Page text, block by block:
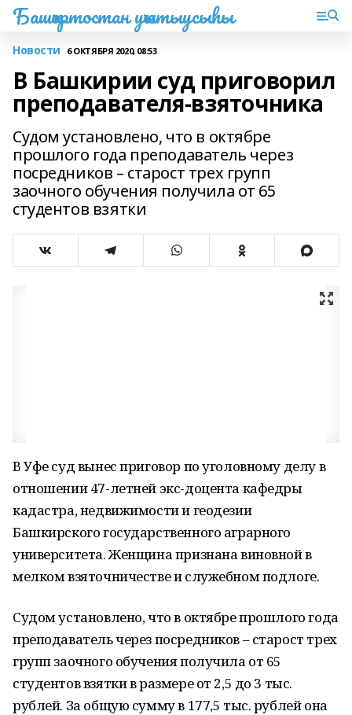
Башҡортостан уҡытыусыһы
Новости 6 ОКТЯБРЯ 2020, 08:53
В Башкирии суд приговорил
преподавателя-взяточника
Судом установлено, что в октябре
прошлого года преподаватель через
посредников – старост трех групп
заочного обучения получила от 65
студентов взятки
В Уфе суд вынес приговор по уголовному делу в
отношении 47-летней экс-доцента кафедры
кадастра, недвижимости и геодезии
Башкирского государственного аграрного
университета. Женщина признана виновной в
мелком взяточничестве и служебном подлоге.
Судом установлено, что в октябре прошлого года
преподаватель через посредников – старост трех
групп заочного обучения получила от 65
студентов взятки в размере от 2,5 до 3 тыс.
рублей. За общую сумму в 177,5 тыс. рублей она